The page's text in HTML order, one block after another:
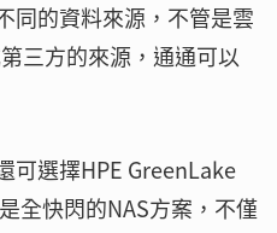
同的資料來源，不管是雲
三方的來源，通通可以
可選擇HPE GreenLake
全快閃的NAS方案，不僅